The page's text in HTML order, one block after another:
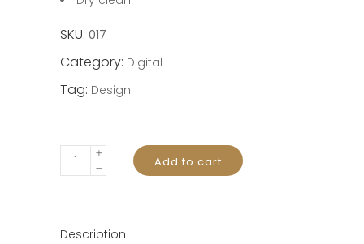
SKU: 017
Category: Digital
Tag: Design
Magic
Mouse
Add to cart
Description